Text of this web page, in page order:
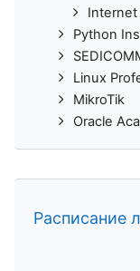
Python
Linux
MikroTik
Oracle
Расписание